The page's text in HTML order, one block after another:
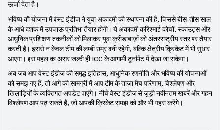
ऊर्जा देता है।
भविष्य की योजना में वेस्ट इंडीज ने युवा अकादमी की स्थापना की है, जिससे बीस‑तीस साल
के आधे दशक में उपजाऊ प्रतिभा तैयार होगी। ये अकादमी करिश्माई कोचों, स्काउट्स और
आधुनिक प्रशिक्षण तकनीकों को मिलाकर युवा क्रीडाबाज़ों को अंतरराष्ट्रीय स्तर पर तैयार
करती है। इससे न केवल टीम की लम्बी उम्र बनी रहेगी, बल्कि क्षेत्रीय क्रिकेट में भी सुधार
आएगा। इस पहल का असर जल्दी ही ICC के आगामी टूर्नामेंट में देखा जा सकेगा।
अब जब आप वेस्ट इंडीज की समृद्ध इतिहास, आधुनिक रणनीति और भविष्य की योजनाओं
को समझ गए हैं, तो आगे की सामग्री में आप टीम के ताज़ा मैच परिणाम, विश्लेषण और
खिलाड़ियों के व्यक्तिगत अपडेट पाएंगे। नीचे वेस्ट इंडीज से जुड़ी नवीनतम खबरें और गहन
विश्लेषण आप पढ़ सकते हैं, जो आपकी क्रिकेट समझ को और भी गहरा करेंगे।